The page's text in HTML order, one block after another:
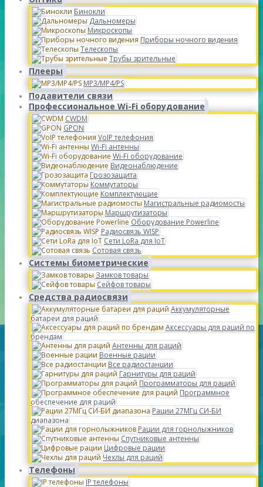
Бинокли
Дальномеры
Микроскопы
Приборы ночного видения
Телескопы
Трубы зрительные
Плееры
MP3/MP4/PS
Подавители связи
Профессиональное Wi-Fi оборудование
CWDM
GPON
VoIP телефония
Wi-Fi антенны
Wi-Fi оборудование
Видеонаблюдение
Грозозащита
Коммутаторы
Комплектующие
Магистральные радиомосты
Маршрутизаторы
Оборудование Powerline
Радиосвязь WISP
Сети LoRa для IoT
Сотовая связь
Системы биометрические
Замков товары
Сейфов товары
Средства радиосвязи
Аккумуляторные
батареи для раций
Аксессуары для раций по
брендам
Антенны для раций
Военные рации
Все радиостанции
Гарнитуры для раций
Программаторы для раций
Программное
обеспечение для раций
Рации 27МГц СИ-БИ
диапазона
Рации для горнолыжников
Спутниковые антенны
Цифровые рации
Чехлы для раций
Телефоны
IP телефоны